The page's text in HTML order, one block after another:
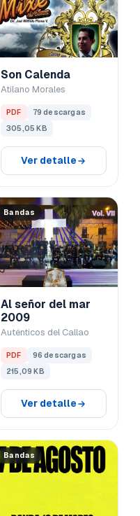
Son Calenda
Atilano Morales
PDF
79 descargas
305,05 KB
Ver detalle
Bandas
Al señor del mar
2009
Auténticos del Callao
PDF
96 descargas
215,09 KB
Ver detalle
Bandas